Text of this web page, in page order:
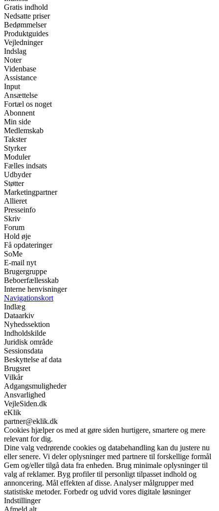
Gratis indhold
Nedsatte priser
Bedømmelser
Produktguides
Vejledninger
Indslag
Noter
Videnbase
Assistance
Input
Ansættelse
Fortæl os noget
Abonnent
Min side
Medlemskab
Takster
Styrker
Moduler
Fælles indsats
Udbyder
Støtter
Marketingpartner
Allieret
Presseinfo
Skriv
Forum
Hold øje
Få opdateringer
SoMe
E-mail nyt
Brugergruppe
Beboerfællesskab
Interne henvisninger
Navigationskort
Indlæg
Dataarkiv
Nyhedssektion
Indholdskilde
Juridisk område
Sessionsdata
Beskyttelse af data
Brugsret
Vilkår
Adgangsmuligheder
Ansvarlighed
VejleSiden.dk
eKlik
partner@eklik.dk
Cookies hjælper os med at gøre siden hurtigere, smartere og mere
relevant for dig.
Dine valg vedrørende cookies og databehandling kan du justere nu
eller senere. Vi deler oplysninger med partnere til forskellige formål
Gem og/eller tilgå data fra enheden. Brug minimale oplysninger til
valg af reklamer. Byg profiler til personligt tilpasset indhold og
annoncering. Mål effekten af disse. Analyser målgrupper med
statistiske metoder. Forbedr og udvid vores digitale løsninger
Indstillinger
Afmeld alt